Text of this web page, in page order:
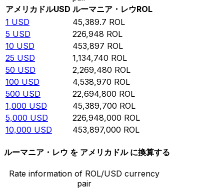
アメリカドルUSD ルーマニア・レウROL
1 USD 45,389.7 ROL
5 USD 226,948 ROL
10 USD 453,897 ROL
25 USD 1,134,740 ROL
50 USD 2,269,480 ROL
100 USD 4,538,970 ROL
500 USD 22,694,800 ROL
1,000 USD 45,389,700 ROL
5,000 USD 226,948,000 ROL
10,000 USD 453,897,000 ROL
ルーマニア・レウ を アメリカドル に換算する
Rate information of ROL/USD currency
pair